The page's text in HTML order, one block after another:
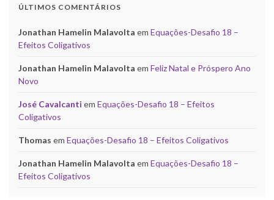
ÚLTIMOS COMENTÁRIOS
Jonathan Hamelin Malavolta em Equações-Desafio 18 –
Efeitos Coligativos
Jonathan Hamelin Malavolta em Feliz Natal e Próspero Ano
Novo
José Cavalcanti em Equações-Desafio 18 – Efeitos
Coligativos
Thomas em Equações-Desafio 18 – Efeitos Coligativos
Jonathan Hamelin Malavolta em Equações-Desafio 18 –
Efeitos Coligativos